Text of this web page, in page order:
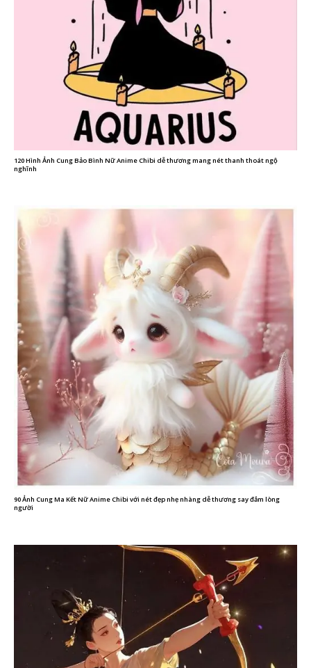
120 Hình Ảnh Cung Bảo Bình Nữ Anime Chibi dễ thương mang nét thanh thoát ngộ
nghĩnh
90 Ảnh Cung Ma Kết Nữ Anime Chibi với nét đẹp nhẹ nhàng dễ thương say đắm lòng
người